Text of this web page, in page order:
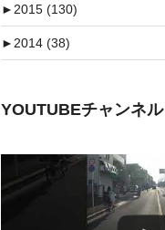
►2015 (130)
►2014 (38)
YOUTUBEチャンネル